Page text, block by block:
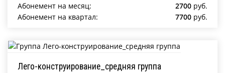
Абонемент на месяц:
2700 руб.
Абонемент на квартал:
7700 руб.
Лего-конструирование_средняя группа